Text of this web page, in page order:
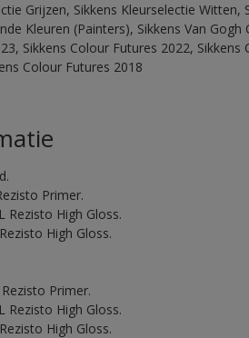
Grijzen, Sikkens Kleurselectie
Kleuren (Painters), Sikkens Van
Sikkens Colour Futures 2022,
Colour Futures 2018
Primer.
Rezisto High Gloss.
High Gloss.
Primer.
Rezisto High Gloss.
High Gloss.